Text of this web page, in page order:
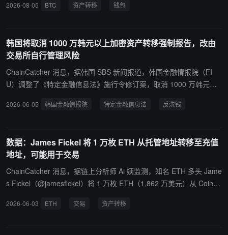
前，约 6000 万美元资产被转移并分发至多个钱包，显示仍有人可访
2026-08-05 BTC 资产转移 钱包
韩国将取消 1000 万韩元以上加密资产转移强制报告，改由
交易所自行管理风险
ChainCatcher 消息，据韩国 SBS 新闻报道，韩国金融情报院（FI
U）调整了《特定金融信息法》施行令修订案，取消 1000 万韩元以
要求境内经营者向境外转移 1000 万韩元以上时，无论风险高低均须
从 100 万韩元以上扩大至所有金额；高风险可疑交易的强化客户认证
从强制改为仅在公司判断风险特别高时执行；负债率不超过 200% 的
申报条件给予小型企业一年宽限期；反洗钱计算机设备须设在境内的
规定允许使用境外云服务。修订案经法制处审查后将于 8 月 20 日施
2026-06-05 韩国金融情报院 特定金融信息法 反洗钱
数据：James Fickel 将 1 万枚 ETH 从托管地址转移至充值
地址，可能用于交易
ChainCatcher 消息，据链上分析师 Ai 姨监测，知名 ETH 多头 Jame
s Fickel（@jamesfickel）将 1 万枚 ETH（1,862 万美元）从 Coinba
次执行百万美元级别的大额资产充值操作，目前在链上仍持有 3.893
2026-06-03 ETH 交易 资产转移